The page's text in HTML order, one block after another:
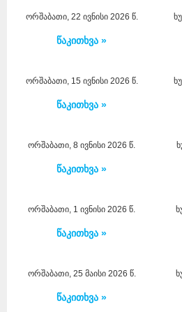
ორშაბათი, 22 ივნისი 2026 წ.
წაკითხვა »
ორშაბათი, 15 ივნისი 2026 წ.
წაკითხვა »
ორშაბათი, 8 ივნისი 2026 წ.
წაკითხვა »
ორშაბათი, 1 ივნისი 2026 წ.
წაკითხვა »
ორშაბათი, 25 მაისი 2026 წ.
წაკითხვა »